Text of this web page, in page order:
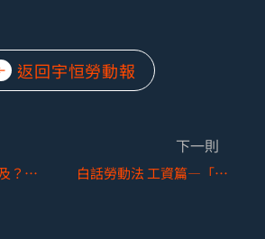
返回宇恒勞動報
不現在解僱就來不及？－談勞基法第12條30日除斥期間與第13條禁止解僱之適用關係
下一則
白話勞動法 工資篇—「基本工資」概念整理